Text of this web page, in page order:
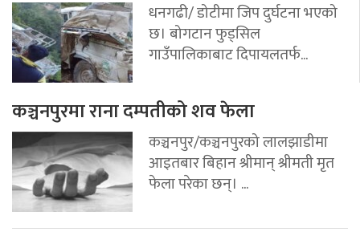
धनगढी/ डोटीमा जिप दुर्घटना भएको
छ। बोगटान फुड्सिल
गाउँपालिकाबाट दिपायलतर्फ...
कञ्चनपुरमा राना दम्पतीको शव फेला
कञ्चनपुर/कञ्चनपुरको लालझाडीमा
आइतबार बिहान श्रीमान् श्रीमती मृत
फेला परेका छन्। ...